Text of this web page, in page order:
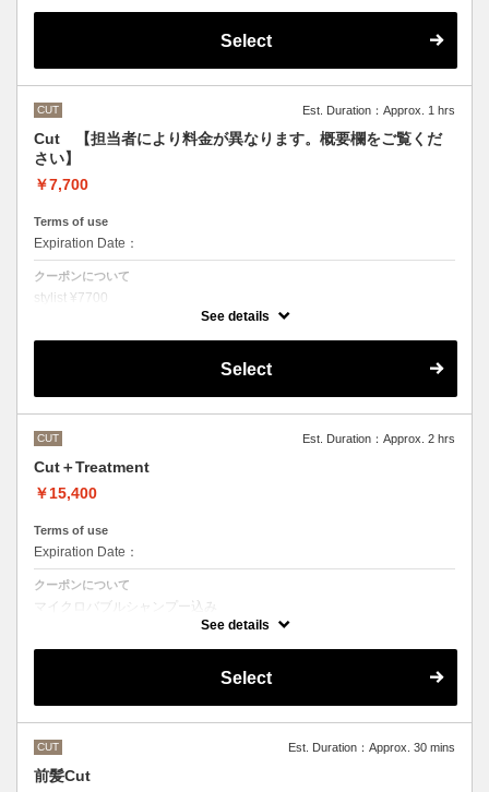
シャンプースタイリング代が含まれております。
Select
CUT Est. Duration：Approx. 1 hrs
Cut 【担当者により料金が異なります。概要欄をご覧くだ
さい】
￥7,700
Terms of use
Expiration Date：
クーポンについて
stylist ¥7700
シャンプースタイリング代が含まれております。
くかご来店の際にスタッフにお伝えください）
See details
Select
CUT Est. Duration：Approx. 2 hrs
Cut＋Treatment
￥15,400
Terms of use
Expiration Date：
クーポンについて
マイクロバブルシャンプー込み
Aujuaシステムトリートメントを使った４ステップトリートメント
で、料金が前後する場合がございます。
See details
Select
CUT Est. Duration：Approx. 30 mins
前髪Cut